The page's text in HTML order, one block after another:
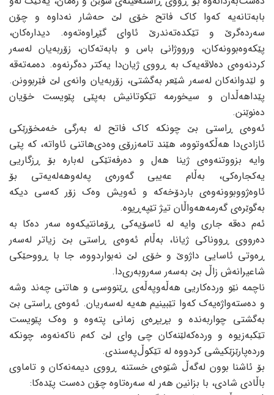
بابەتانەیە کەوا کاک فاتح خۆی لێ حەشار نەداوە و چۆن
سەردەگرێ و تێکدەتەندرێ ئاوای گێڕاوەتەوە. دیدارەکان،
پێکەوەبوونەکان، ورووژانی باس و بابەتەکان، زۆربەیان لەسەر
کردنەوەی دەلاقەیەک بە ڕووی ژیان‌دا یەکتر دەگرنەوە. دەمەتەقە
و لێدوانەکان لەسەر شێعر بەگشتی، زۆربەیان وانەی لێ فێربوونن.
پێداهەڵدان و سیخورمە تێکوتانیش بەپێی پێویست خۆیان
دەنوێنن.
ئەوەی ڕاستی بێ چونکە کاک فاتح لە بەرگی خەمخۆرێکی
ئازادی‌دا هەڵکەوتووە، هێند تامەزرۆی وەدی‌هاتنی ئاواتە، کە پێی
وایە بزووتنەوەی ژینا هەل و دەرفەتێکی لەبارە بۆ ڕزگاریی
یەکجارەکی، بەڵام عەیبی گەورەی پەلە‌وهەلەیەتی بۆ
ئاوەژووبوونەوەی باردۆخەکە و ئەویش وەک زۆر کەسی دیکە
بەگوێرەی گەرمەهەواڵان تیژ تێپەڕیوە.
ئەم دەقە جاری وایە لە ئاسۆیەکی ڕۆمانتیکەوە سەر دەکا بە
دەرووی ڕووناکی ژیانا، بەڵام ئەوەی ڕاستی بێ زیاتر لەسەر
ڕەوتی ئاسایی داژوێ و خۆی لێ نەبواردووە، جا با ڕووحێکی
شاعیرانەش زاڵ بێ بەسەر سەروبەری‌دا.
ناچمە نێو وردەکاریی هەڵە‌وپەڵەی ڕێنووسی و هاتنی چەند وشە
و دەستەواژەیەک کەوا تێبینیم هەیە لەسەریان. ئەوەی ڕاستی بێ
بەگشتی چواربەندە و بڕبڕەی زمانی پتەوە و وەک پێویست
تێکبەزیوە و وردەکەلێنەکان چی وای لێ کەم ناکەنەوە، چونکە
وردەپارێزێکیشی کردووە لە تێکوڵ‌پەسندی.
بۆ ئاشنا بوون لەگەڵ شێوەی خستنە ڕووی دیمەنەکان و تاماوی
باڵادی شادی، با بزانین هەر لە سەرەتاوە چۆن دەست پێدەکا: